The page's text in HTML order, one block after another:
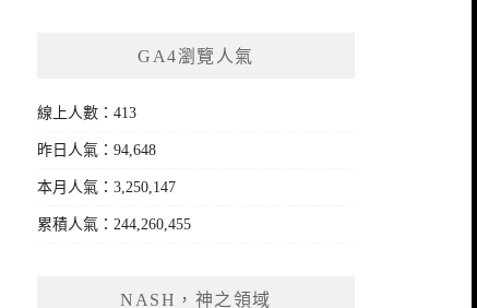
GA4瀏覽人氣
線上人數：413
昨日人氣：94,648
本月人氣：3,250,147
累積人氣：244,260,455
NASH，神之領域